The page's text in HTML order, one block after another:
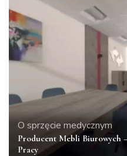
O sprzęcie medycznym
Producent Mebli Biurowych
Pracy